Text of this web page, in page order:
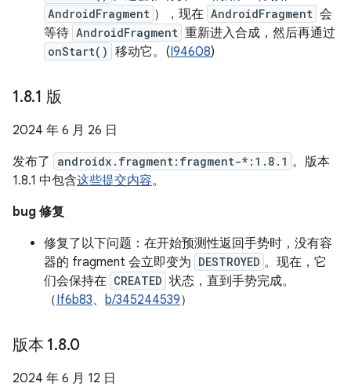
AndroidFragment ），现在 AndroidFragment 会
等待 AndroidFragment 重新进入合成，然后再通过
onStart() 移动它。(I94608)
1.8.1 版
2024 年 6 月 26 日
发布了
androidx.fragment:fragment-*:1.8.1 。版本
1.8.1 中包含这些提交内容。
bug 修复
修复了以下问题：在开始预测性返回手势时，没有容
器的 fragment 会立即变为 DESTROYED 。现在，它
们会保持在 CREATED 状态，直到手势完成。
（If6b83、 b/345244539）
版本 1.8.0
2024 年 6 月 12 日